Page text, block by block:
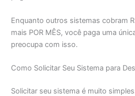
Enquanto outros sistemas cobram
mais POR MÊS, você paga uma
preocupa com isso.
Como Solicitar Seu Sistema para
Solicitar seu sistema é muito